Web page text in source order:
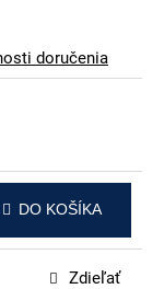
doručenia
DO KOŠÍKA
Zdieľať